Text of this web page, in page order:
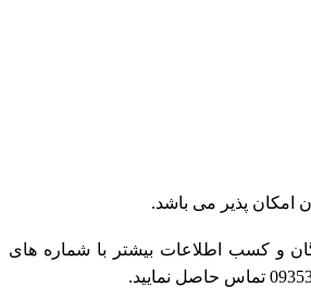
امکان پذیر می باشد.
و کسب اطلاعات بیشتر با شماره های